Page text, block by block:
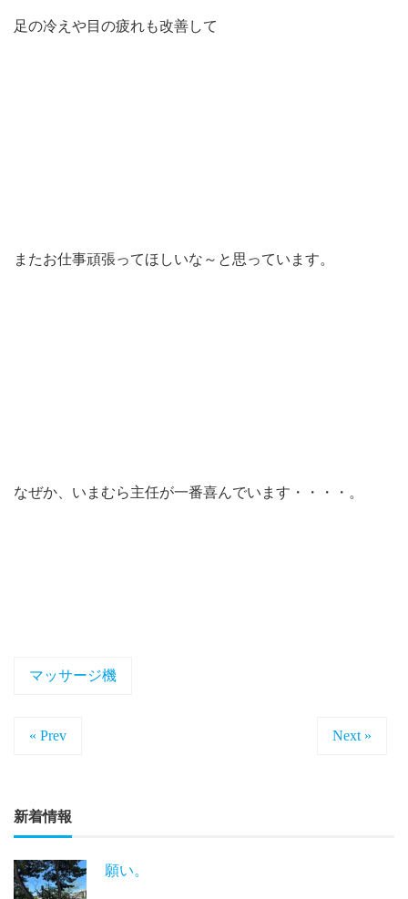
足の冷えや目の疲れも改善して
またお仕事頑張ってほしいな～と思っています。
なぜか、いまむら主任が一番喜んでいます・・・・。
マッサージ機
« Prev Next »
新着情報
願い。